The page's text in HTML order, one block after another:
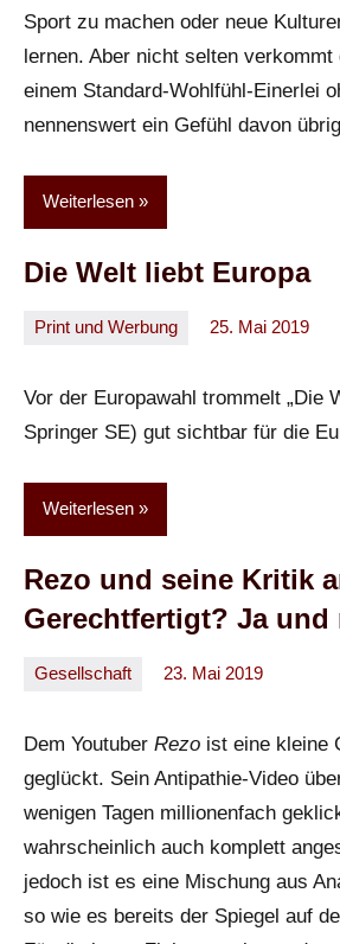
Sport zu machen oder neue
lernen. Aber nicht selten verkommt
einem Standard-Wohlfühl-Einerlei
nennenswert ein Gefühl davon
Weiterlesen
Die Welt liebt Europa
Print und Werbung 25. Mai 2019
Vor der Europawahl trommelt „Die
Springer SE) gut sichtbar für die
Weiterlesen
Rezo und seine Kritik
Gerechtfertigt? Ja und
Gesellschaft 23. Mai 2019
Dem Youtuber Rezo ist eine kleine
geglückt. Sein Antipathie-Video
wenigen Tagen millionenfach
wahrscheinlich auch komplett
jedoch ist es eine Mischung aus
so wie es bereits der Spiegel auf